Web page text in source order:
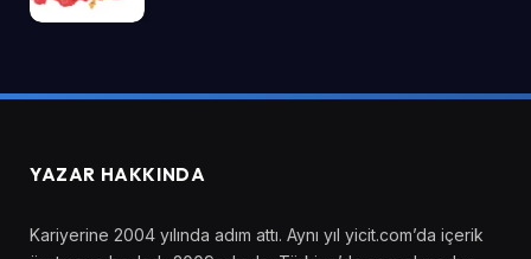
YAZAR HAKKINDA
Kariyerine 2004 yılında adım attı. Aynı yıl yicit.com’da içerik